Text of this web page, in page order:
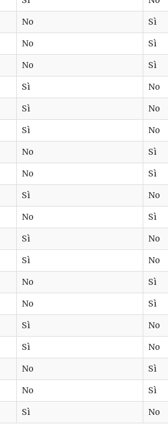
No Sì
No Sì
No Sì
Sì No
Sì No
Sì No
No Sì
No Sì
Sì No
No Sì
Sì No
Sì No
No Sì
No Sì
Sì No
Sì No
No Sì
No Sì
Sì No